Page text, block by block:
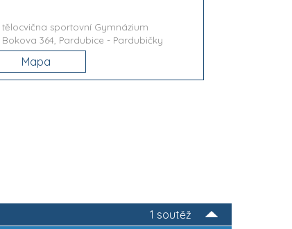
tělocvična sportovní Gymnázium
Bokova 364, Pardubice - Pardubičky
Mapa
1 soutěž